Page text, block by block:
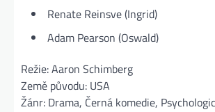
Renate Reinsve (Ingrid)
Adam Pearson (Oswald)
Režie: Aaron Schimberg
Země původu: USA
Žánr: Drama, Černá komedie,